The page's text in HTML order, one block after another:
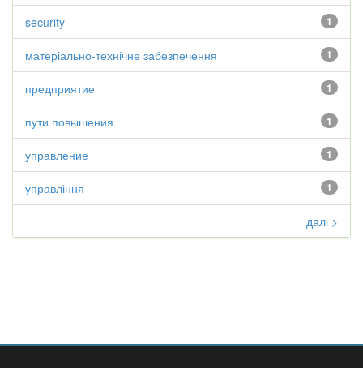
1
security
1
матеріально-технічне забезпечення
1
предприятие
1
пути повышения
1
управление
1
управління
далі >